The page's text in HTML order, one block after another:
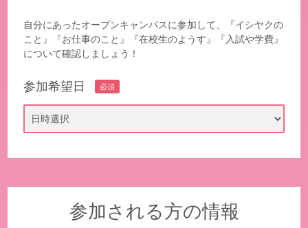
自分にあったオープンキャンパスに参加して、『イシヤクの
こと』『お仕事のこと』
『在校生のようす』『入試や学費』
について確認しましょう！
参加希望日 必須
参加される方の情報